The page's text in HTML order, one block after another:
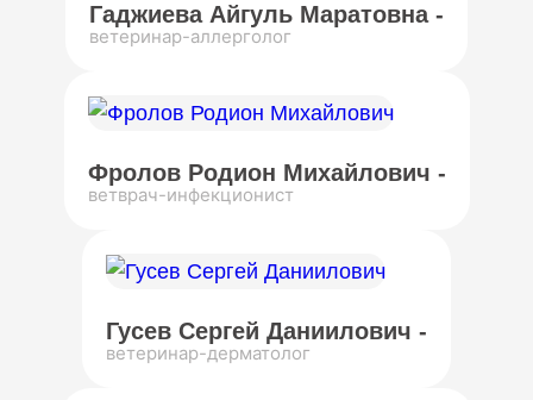
Гаджиева Айгуль Маратовна -
ветеринар-аллерголог
Фролов Родион Михайлович -
ветврач-инфекционист
Гусев Сергей Даниилович -
ветеринар-дерматолог